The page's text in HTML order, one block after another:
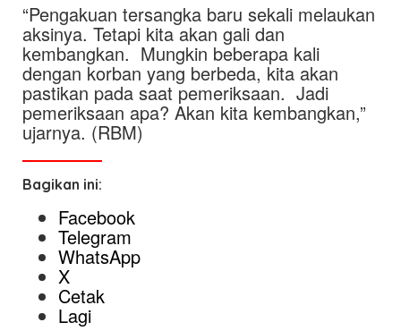
“Pengakuan tersangka baru sekali melaukan
aksinya. Tetapi kita akan gali dan
kembangkan. Mungkin beberapa kali
dengan korban yang berbeda, kita akan
pastikan pada saat pemeriksaan. Jadi
pemeriksaan apa? Akan kita kembangkan,”
ujarnya. (RBM)
Bagikan ini:
Facebook
Telegram
WhatsApp
X
Cetak
Lagi